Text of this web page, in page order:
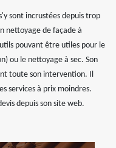
sont incrustées depuis trop
nettoyage de façade à
pouvant être utiles pour le
ou le nettoyage à sec. Son
toute son intervention. Il
services à prix moindres.
depuis son site web.